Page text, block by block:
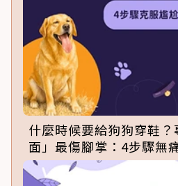
什麼時候要給狗狗穿鞋
面」最傷腳掌：4步驟無